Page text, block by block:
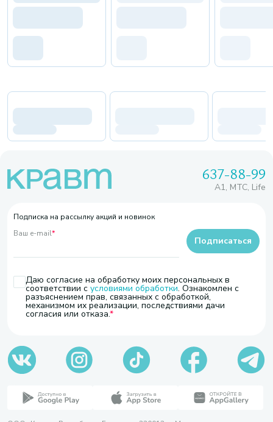
637-88-99
A1, МТС, Life
Подписка на рассылку акций и новинок
Ваш e-mail*
Даю согласие на обработку моих персональных в
соответствии с условиями обработки. Ознакомлен с
разъяснением прав, связанных с обработкой,
механизмом их реализации, последствиями дачи
согласия или отказа.
Подписаться